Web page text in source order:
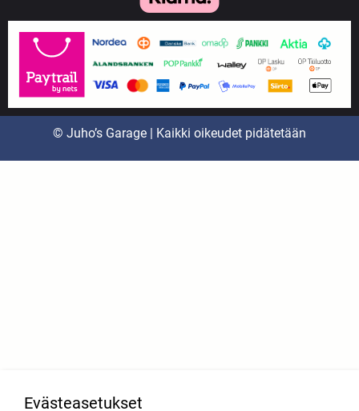
© Juho’s Garage | Kaikki oikeudet pidätetään
Evästeasetukset